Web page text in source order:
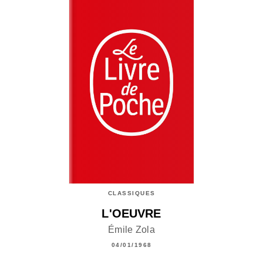
CLASSIQUES
L'OEUVRE
Émile Zola
04/01/1968